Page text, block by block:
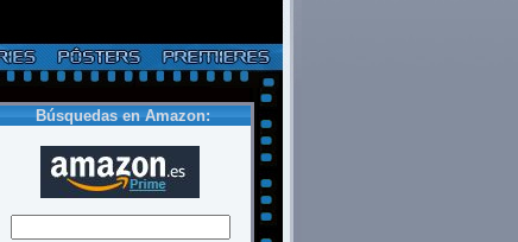
Búsquedas en Amazon: